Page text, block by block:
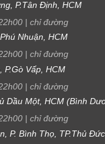
P.Tân Định, HCM
| chỉ đường
Nhuận, HCM
| chỉ đường
P.Gò Vấp, HCM
| chỉ đường
Dầu Một, HCM (Bình
| chỉ đường
P. Bình Thọ, TP.Thủ